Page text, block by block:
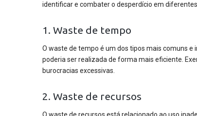
identificar e combater o desperdício em
1. Waste de tempo
O waste de tempo é um dos tipos mais comuns
poderia ser realizada de forma mais eficiente.
burocracias excessivas.
2. Waste de recursos